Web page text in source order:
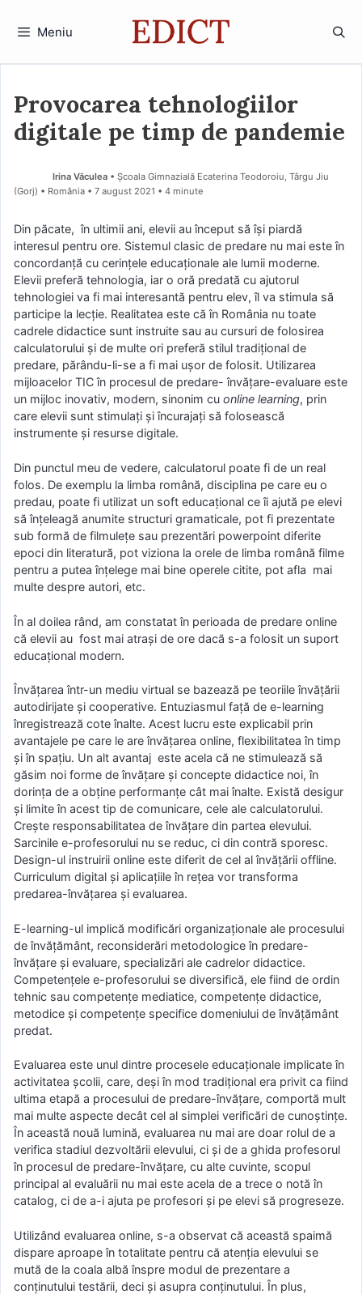
Meniu
Provocarea tehnologiilor
digitale pe timp de pandemie
Irina Văculea • Școala Gimnazială Ecaterina Teodoroiu, Târgu Jiu
(Gorj) • România
7 august 2021 • 4 minute
Din păcate, în ultimii ani, elevii au început să își piardă
interesul pentru ore. Sistemul clasic de predare nu mai este în
concordanță cu cerințele educaționale ale lumii moderne.
Elevii preferă tehnologia, iar o oră predată cu ajutorul
tehnologiei va fi mai interesantă pentru elev, îl va stimula să
participe la lecție. Realitatea este că în România nu toate
cadrele didactice sunt instruite sau au cursuri de folosirea
calculatorului și de multe ori preferă stilul tradițional de
predare, părându-li-se a fi mai ușor de folosit. Utilizarea
mijloacelor TIC în procesul de predare- învățare-evaluare este
un mijloc inovativ, modern, sinonim cu online learning, prin
care elevii sunt stimulați și încurajați să folosească
instrumente și resurse digitale.
Din punctul meu de vedere, calculatorul poate fi de un real
folos. De exemplu la limba română, disciplina pe care eu o
predau, poate fi utilizat un soft educațional ce îi ajută pe elevi
să înțeleagă anumite structuri gramaticale, pot fi prezentate
sub formă de filmulețe sau prezentări powerpoint diferite
epoci din literatură, pot viziona la orele de limba română filme
pentru a putea înțelege mai bine operele citite, pot afla mai
multe despre autori, etc.
În al doilea rând, am constatat în perioada de predare online
că elevii au fost mai atrași de ore dacă s-a folosit un suport
educațional modern.
Învăţarea într-un mediu virtual se bazează pe teoriile învăţării
autodirijate şi cooperative. Entuziasmul faţă de e-learning
înregistrează cote înalte. Acest lucru este explicabil prin
avantajele pe care le are învăţarea online, flexibilitatea în timp
şi în spaţiu. Un alt avantaj este acela că ne stimulează să
găsim noi forme de învăţare şi concepte didactice noi, în
dorinţa de a obţine performanţe cât mai înalte. Există desigur
şi limite în acest tip de comunicare, cele ale calculatorului.
Creşte responsabilitatea de învăţare din partea elevului.
Sarcinile e-profesorului nu se reduc, ci din contră sporesc.
Design-ul instruirii online este diferit de cel al învăţării offline.
Curriculum digital şi aplicaţiile în reţea vor transforma
predarea-învăţarea şi evaluarea.
E-learning-ul implică modificări organizaţionale ale procesului
de învăţământ, reconsiderări metodologice în predare-
învăţare şi evaluare, specializări ale cadrelor didactice.
Competenţele e-profesorului se diversifică, ele fiind de ordin
tehnic sau competenţe mediatice, competenţe didactice,
metodice şi competenţe specifice domeniului de învăţământ
predat.
Evaluarea este unul dintre procesele educaţionale implicate în
activitatea şcolii, care, deşi în mod tradiţional era privit ca fiind
ultima etapă a procesului de predare-învăţare, comportă mult
mai multe aspecte decât cel al simplei verificări de cunoştinţe.
În această nouă lumină, evaluarea nu mai are doar rolul de a
verifica stadiul dezvoltării elevului, ci şi de a ghida profesorul
în procesul de predare-învăţare, cu alte cuvinte, scopul
principal al evaluării nu mai este acela de a trece o notă în
catalog, ci de a-i ajuta pe profesori şi pe elevi să progreseze.
Utilizând evaluarea online, s-a observat că această spaimă
dispare aproape în totalitate pentru că atenţia elevului se
mută de la coala albă înspre modul de prezentare a
conţinutului testării, deci şi asupra conţinutului. În plus,